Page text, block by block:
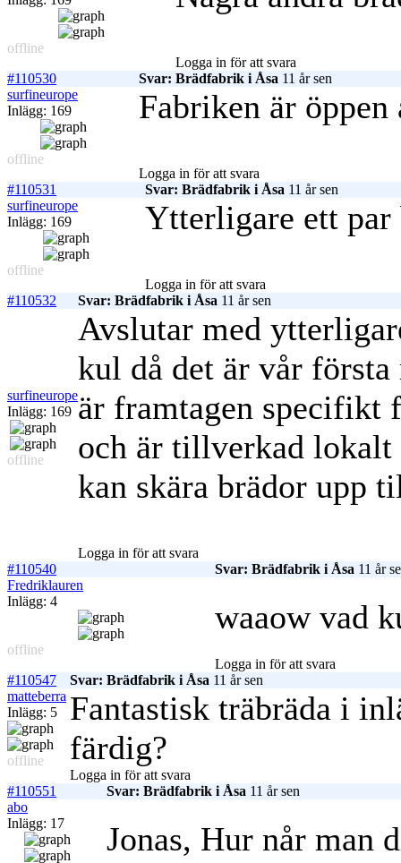
offline
Logga in för att svara
#110530
Svar: Brädfabrik i Åsa 11 år sen
surfineurope
Inlägg: 169
offline
Fabriken är öppen
Logga in för att svara
#110531
Svar: Brädfabrik i Åsa 11 år sen
surfineurope
Inlägg: 169
offline
Ytterligare ett par
Logga in för att svara
#110532
Svar: Brädfabrik i Åsa 11 år sen
surfineurope
Inlägg: 169
offline
Avslutar med
kul då det är vår
är framtagen specifikt
och är tillverkad
kan skära brädor upp
Logga in för att svara
#110540
Svar: Brädfabrik i Åsa 11 år
Fredriklauren
Inlägg: 4
offline
waaow vad
Logga in för att svara
#110547
Svar: Brädfabrik i Åsa 11 år sen
matteberra
Inlägg: 5
offline
Fantastisk träbräda i
färdig?
Logga in för att svara
#110551
Svar: Brädfabrik i Åsa 11 år sen
abo
Inlägg: 17
Jonas, Hur når man